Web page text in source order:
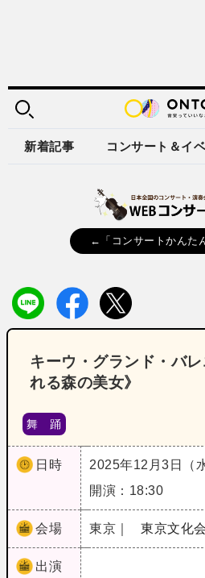
新着記事 コンサート＆イ
←「コンサートかんた
キーウ・グランド・バ
れる森の美女》
舞 踊
日時
2025年12月3日（
開演：18:30
会場 東京｜ 東京文化
出演